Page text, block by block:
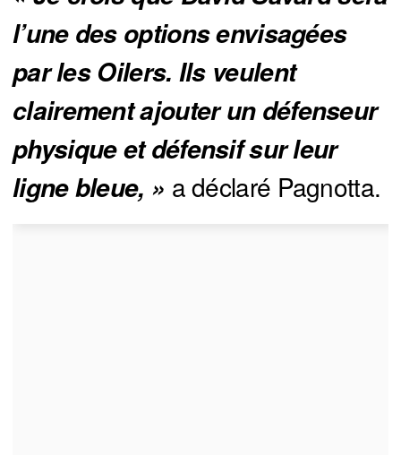
l’une des options envisagées
par les Oilers. Ils veulent
clairement ajouter un défenseur
physique et défensif sur leur
ligne bleue, » a déclaré Pagnotta.